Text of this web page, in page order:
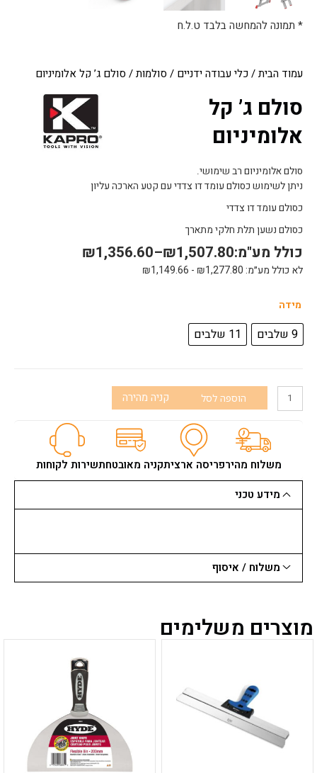
עמוד הבית/כלי עבודה ידניים / סולמות/ סולם ג’ קל אלומיניום
סולם ג’ קל
אלומיניום
סולם אלומיניום רב שימושי.
ניתן לשימוש כסולם עומד דו צדדי עם קטע הארכה עליון
כסולם עומד דו צדדי
כסולם נשען תלת חלקי מתארך
₪1,356.60–₪1,507.80כולל מע"מ:
לא כולל מע״מ: ₪1,277.80
-
₪1,149.66
מידה
9 שלבים 11 שלבים
כמות
סולם
ג'
הוספה לסל קניה מהירה
משלוח מהירפריסה ארציתקניה מאובטחתשירות לקוחות
מידע טכני
משלוח / איסוף
* תמונה להמחשה בלבד ט.ל.ח
מוצרים משלימים
סוגים.
ניתן
זה
יש
מספר
סוגים.
ניתן
לבחור
את
האפשרויות